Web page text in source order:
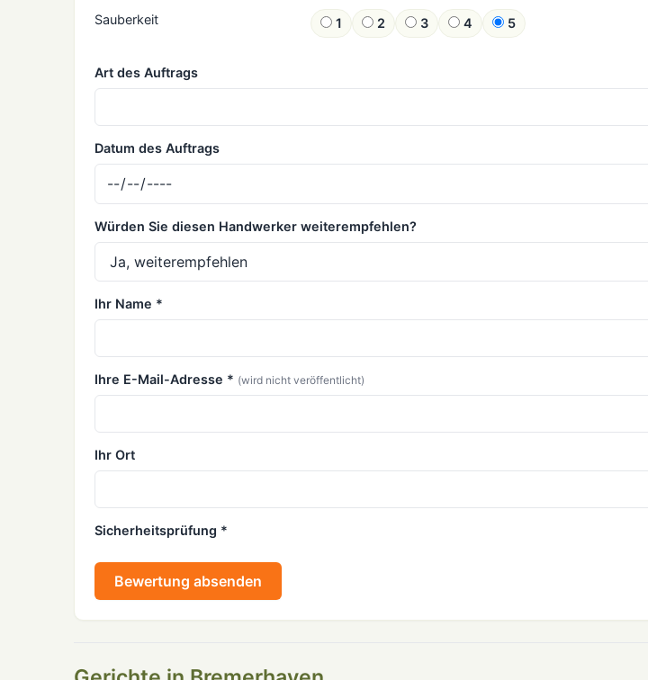
Sauberkeit 1 2 3 4 5
Art des Auftrags
Datum des Auftrags
Würden Sie diesen Handwerker weiterempfehlen?
Ihr Name *
Ihre E-Mail-Adresse * (wird nicht veröffentlicht)
Ihr Ort
Sicherheitsprüfung *
Bewertung absenden